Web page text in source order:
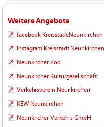
Weitere Angebote
facebook Kreisstadt Neunkirchen
Instagram Kreisstadt Neunkirchen
Neunkircher Zoo
Neunkircher Kulturgesellschaft
Verkehrsverein Neunkirchen
KEW Neunkirchen
Neunkircher Verkehrs GmbH